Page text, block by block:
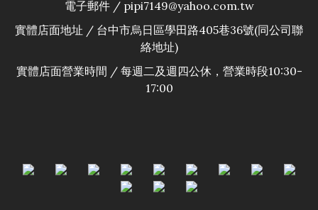
電子郵件 / pipi7149@yahoo.com.tw
實體店面地址 / 台中市烏日區學田路405巷36號(同公司聯
絡地址)
實體店面營業時間 / 每週二及週四公休，營業時段10:30-
17:00